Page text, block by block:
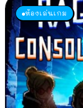
ห้องเล่นเกม